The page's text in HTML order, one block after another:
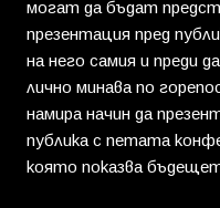
могат да бъдат
презентация пред
на него самия и преди
лично минава по
намира начин да
публика с петата
която показва